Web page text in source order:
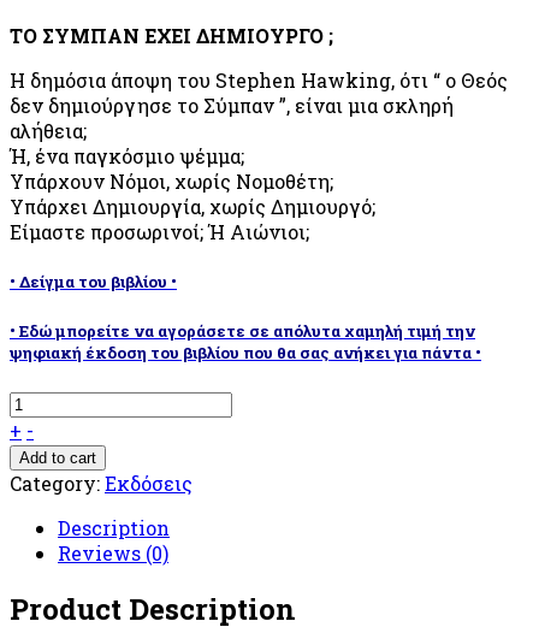
ΤΟ ΣΥΜΠΑΝ ΕΧΕΙ ΔΗΜΙΟΥΡΓΟ ;
Η δημόσια άποψη του Stephen Hawking, ότι “ ο Θεός
δεν δημιούργησε το Σύμπαν ”, είναι μια σκληρή
αλήθεια;
Ή, ένα παγκόσμιο ψέμμα;
Υπάρχουν Νόμοι, χωρίς Νομοθέτη;
Υπάρχει Δημιουργία, χωρίς Δημιουργό;
Είμαστε προσωρινοί; Ή Αιώνιοι;
• Δείγμα του βιβλίου •
• Εδώ μπορείτε να αγοράσετε σε απόλυτα χαμηλή τιμή την
ψηφιακή έκδοση του βιβλίου που θα σας ανήκει για πάντα •
+ -
Add to cart
Category:Εκδόσεις
Description
Reviews (0)
Product Description